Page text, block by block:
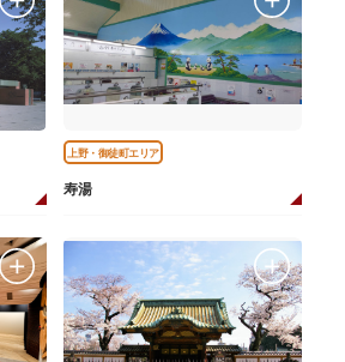
上野・御徒町エリア
寿湯